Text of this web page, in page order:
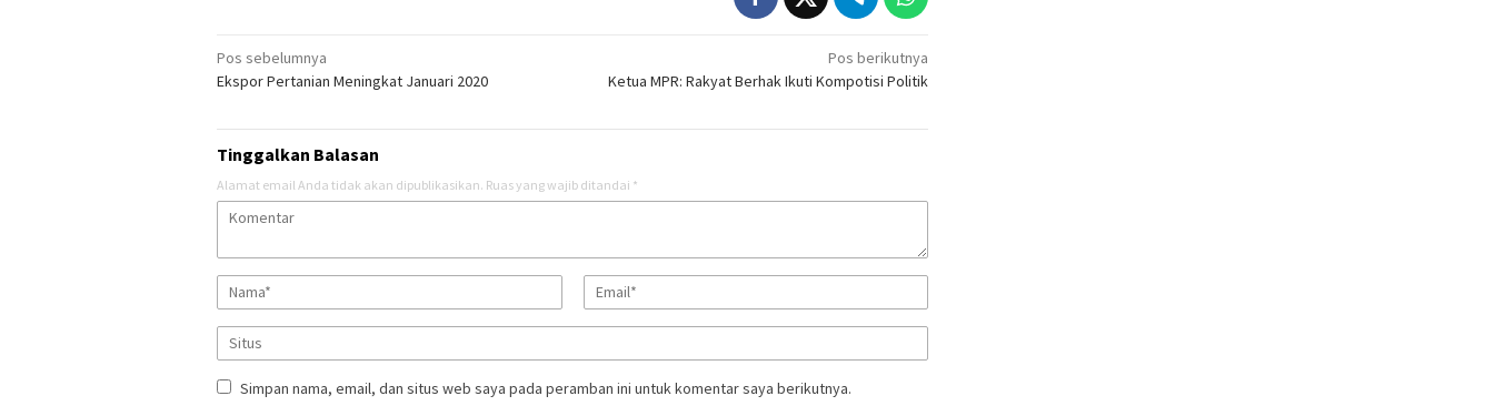
Navigasi
pos
Pos sebelumnya
Ekspor Pertanian Meningkat Januari 2020
Pos berikutnya
Ketua MPR: Rakyat Berhak Ikuti Kompotisi Politik
Tinggalkan Balasan
Alamat email Anda tidak akan dipublikasikan. Ruas yang wajib ditandai *
Simpan nama, email, dan situs web saya pada peramban ini untuk komentar saya berikutnya.